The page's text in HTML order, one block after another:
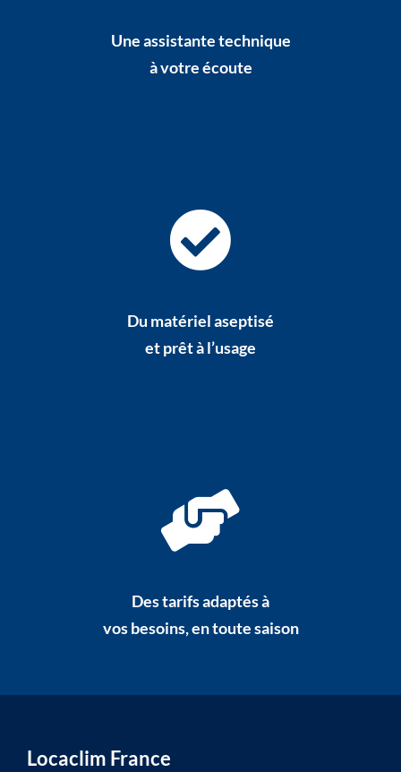
Une assistante technique
à votre écoute
Du matériel aseptisé
et prêt à l’usage
Des tarifs adaptés à
vos besoins, en toute saison
Locaclim France